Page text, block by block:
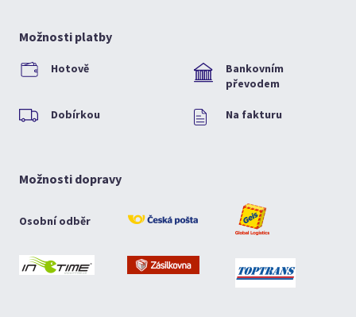
Možnosti platby
Hotově
Bankovním
převodem
Dobírkou Na fakturu
Možnosti dopravy
Osobní odběr